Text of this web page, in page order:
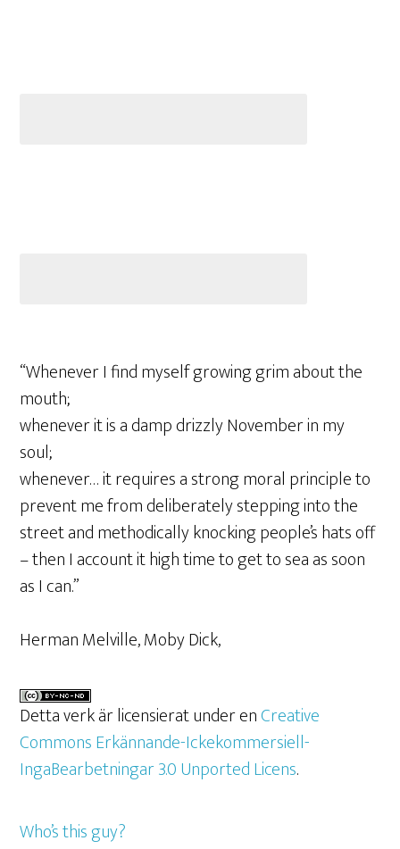
“Whenever I find myself growing grim about the
mouth;
whenever it is a damp drizzly November in my
soul;
whenever… it requires a strong moral principle to
prevent me from deliberately stepping into the
street and methodically knocking people’s hats off
– then I account it high time to get to sea as soon
as I can.”
Herman Melville, Moby Dick,
Detta verk är licensierat under enCreative
Commons Erkännande-Ickekommersiell-
IngaBearbetningar 3.0 Unported Licens.
Who’s this guy?